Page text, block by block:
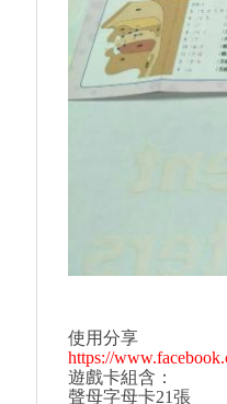
使用分享
https://
遊戲卡組含：
聲母字母卡21張